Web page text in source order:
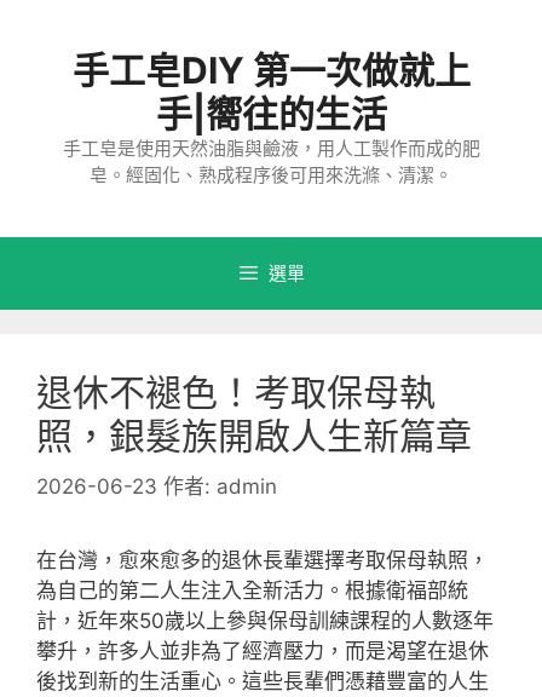
手工皂DIY 第一次做就上
手|嚮往的生活
手工皂是使用天然油脂與鹼液，用人工製作而成的肥
皂。經固化、熟成程序後可用來洗滌、清潔。
選單
退休不褪色！考取保母執
照，銀髮族開啟人生新篇章
2026-06-23 作者: admin
在台灣，愈來愈多的退休長輩選擇考取保母執照，
為自己的第二人生注入全新活力。根據衛福部統
計，近年來50歲以上參與保母訓練課程的人數逐年
攀升，許多人並非為了經濟壓力，而是渴望在退休
後找到新的生活重心。這些長輩們憑藉豐富的人生